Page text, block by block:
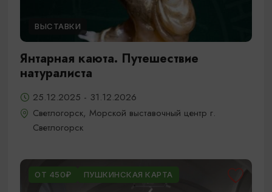
ВЫСТАВКИ
Янтарная каюта. Путешествие
натуралиста
25.12.2025 - 31.12.2026
Светлогорск, Морской выставочный центр г.
Светлогорск
ОТ 450₽ ПУШКИНСКАЯ КАРТА